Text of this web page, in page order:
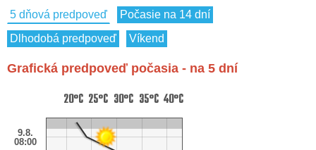
5 dňová predpoveď
Počasie na 14 dní
Dlhodobá predpoveď
Víkend
Grafická predpoveď počasia - na 5 dní
9.8.
08:00
20°C 25°C 30°C 35°C 40°C